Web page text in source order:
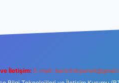
İletişim: E-mail: